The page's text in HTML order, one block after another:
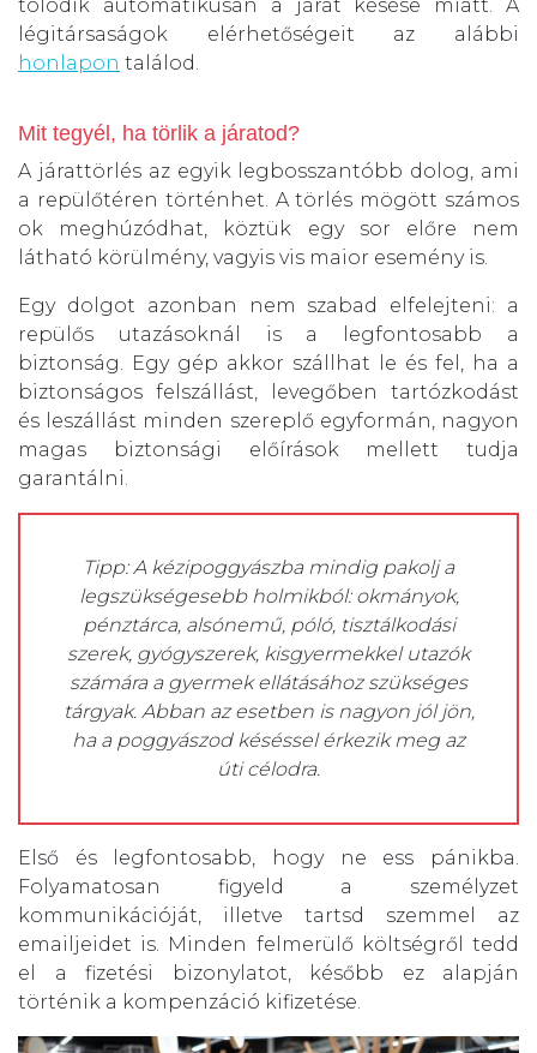
tolódik automatikusan a járat késése miatt. A
légitársaságok elérhetőségeit az alábbi
honlapon találod.
Mit tegyél, ha törlik a járatod?
A járattörlés az egyik legbosszantóbb dolog, ami
a repülőtéren történhet. A törlés mögött számos
ok meghúzódhat, köztük egy sor előre nem
látható körülmény, vagyis vis maior esemény is.
Egy dolgot azonban nem szabad elfelejteni: a
repülős utazásoknál is a legfontosabb a
biztonság. Egy gép akkor szállhat le és fel, ha a
biztonságos felszállást, levegőben tartózkodást
és leszállást minden szereplő egyformán, nagyon
magas biztonsági előírások mellett tudja
garantálni.
Tipp: A kézipoggyászba mindig pakolj a
legszükségesebb holmikból: okmányok,
pénztárca, alsónemű, póló, tisztálkodási
szerek, gyógyszerek, kisgyermekkel utazók
számára a gyermek ellátásához szükséges
tárgyak. Abban az esetben is nagyon jól jön,
ha a poggyászod késéssel érkezik meg az
úti célodra.
Első és legfontosabb, hogy ne ess pánikba.
Folyamatosan figyeld a személyzet
kommunikációját, illetve tartsd szemmel az
emailjeidet is. Minden felmerülő költségről tedd
el a fizetési bizonylatot, később ez alapján
történik a kompenzáció kifizetése.